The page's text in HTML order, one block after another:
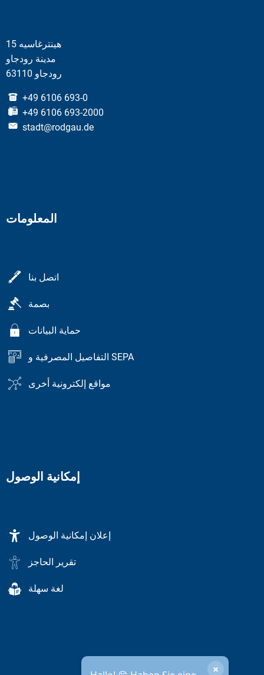
هينترغاسيه 15
مدينة رودجاو
63110 رودجاو
+49 6106 693-0
+49 6106 693-2000
stadt@rodgau.de
المعلومات
اتصل بنا
بصمة
حماية البيانات
التفاصيل المصرفية و SEPA
مواقع إلكترونية أخرى
إمكانية الوصول
إعلان إمكانية الوصول
تقرير الحاجز
لغة سهلة
×